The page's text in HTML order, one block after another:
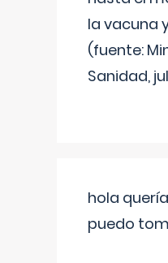
la vacuna
(fuente:
Sanidad,
hola
puedo